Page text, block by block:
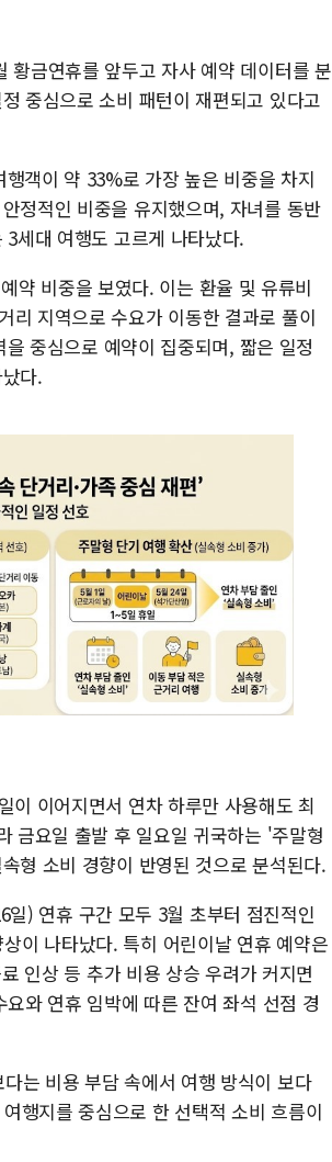
금연휴를 앞두고 자사 예약 데이터를 분
중심으로 소비 패턴이 재편되고 있다고
객이 약 33%로 가장 높은 비중을 차지
정적인 비중을 유지했으며, 자녀를 동반
세대 여행도 고르게 나타났다.
약 비중을 보였다. 이는 환율 및 유류비
리 지역으로 수요가 이동한 결과로 풀이
중심으로 예약이 집중되며, 짧은 일정
다.
이 이어지면서 연차 하루만 사용해도 최
금요일 출발 후 일요일 귀국하는 '주말형
형 소비 경향이 반영된 것으로 분석된다.
) 연휴 구간 모두 3월 초부터 점진적인
이 나타났다. 특히 어린이날 연휴 예약은
인상 등 추가 비용 상승 우려가 커지면
와 연휴 임박에 따른 잔여 좌석 선점 경
는 비용 부담 속에서 여행 방식이 보다
행지를 중심으로 한 선택적 소비 흐름이